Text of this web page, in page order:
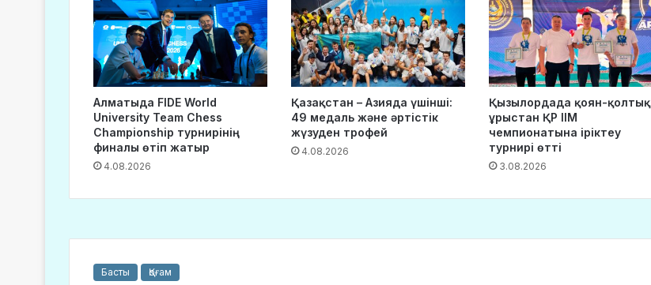
Алматыда FIDE World
University Team Chess
Championship турнирінің
финалы өтіп жатыр
4.08.2026
Қазақстан – Азияда үшінші:
49 медаль және әртістік
жүзуден трофей
4.08.2026
Қызылордада қоян-қолтық
ұрыстан ҚР ІІМ
чемпионатына іріктеу
турнирі өтті
3.08.2026